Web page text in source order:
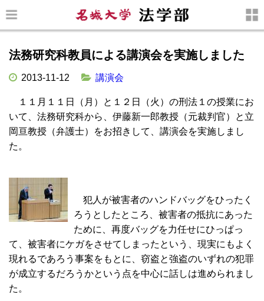
法務研究科教員による講演会を実施しました
2013-11-12 講演会
１１月１１日（月）と１２日（火）の刑法１の授業にお
いて、法務研究科から、伊藤新一郎教授（元裁判官）と立
岡亘教授（弁護士）をお招きして、講演会を実施しまし
た。
犯人が被害者のハンドバッグをひったく
ろうとしたところ、被害者の抵抗にあった
ために、再度バッグを力任せにひっぱっ
て、被害者にケガをさせてしまったという、現実にもよく
現れるであろう事案をもとに、窃盗と強盗のいずれの犯罪
が成立するだろうかという点を中心に話しは進められまし
た。